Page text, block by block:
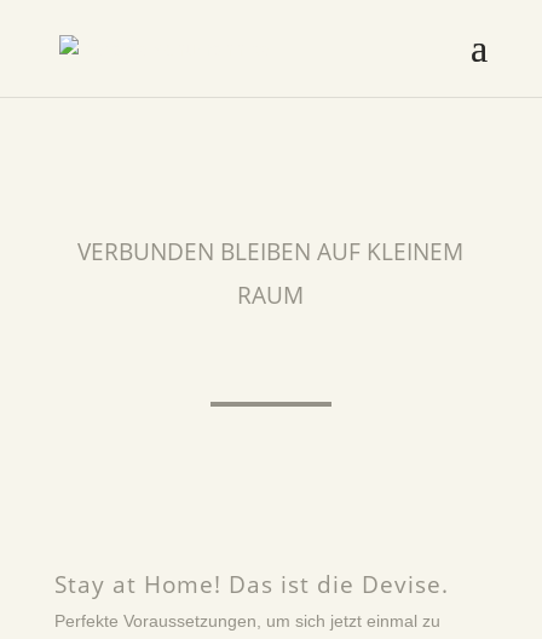
VERBUNDEN BLEIBEN AUF KLEINEM
RAUM
Stay at Home! Das ist die Devise.
Perfekte Voraussetzungen, um sich jetzt einmal zu